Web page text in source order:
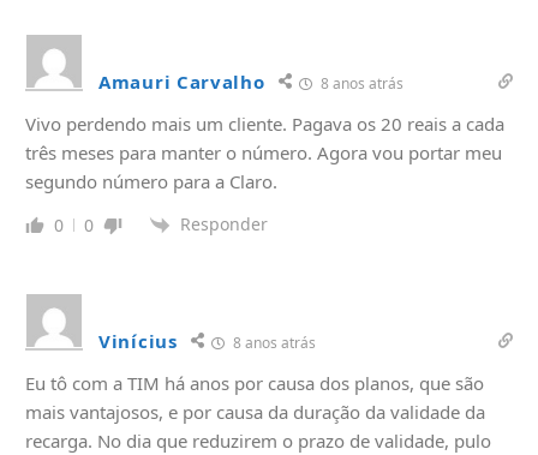
Amauri Carvalho 8 anos atrás
Vivo perdendo mais um cliente. Pagava os 20 reais a cada
três meses para manter o número. Agora vou portar meu
segundo número para a Claro.
0 0 Responder
Vinícius 8 anos atrás
Eu tô com a TIM há anos por causa dos planos, que são
mais vantajosos, e por causa da duração da validade da
recarga. No dia que reduzirem o prazo de validade, pulo